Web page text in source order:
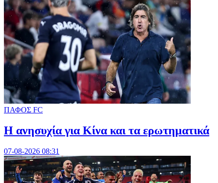
ΠΑΦΟΣ FC
Η ανησυχία για Κίνα και τα ερωτηματικά
07-08-2026 08:31